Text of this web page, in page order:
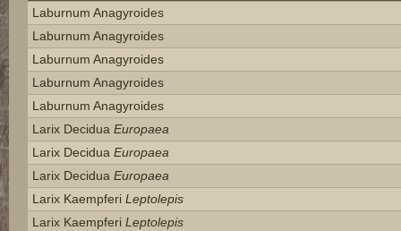
Laburnum Anagyroides
Laburnum Anagyroides
Laburnum Anagyroides
Laburnum Anagyroides
Laburnum Anagyroides
Larix Decidua Europaea
Larix Decidua Europaea
Larix Decidua Europaea
Larix Kaempferi Leptolepis
Larix Kaempferi Leptolepis